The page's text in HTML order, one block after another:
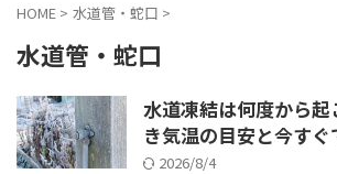
HOME > 水道管・蛇口 >
水道管・蛇口
水道凍結は何度から起
き気温の目安と今す
2026/8/4